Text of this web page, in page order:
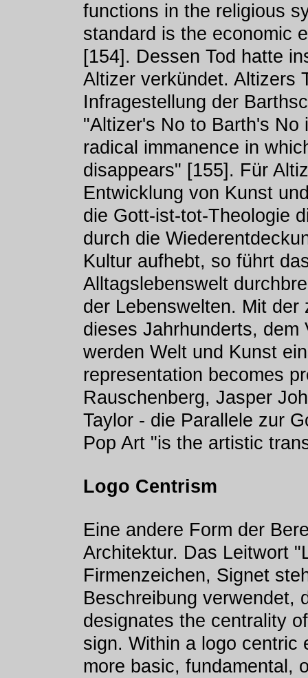
functions in the religious
standard is the economic
[154]. Dessen Tod hatte
Altizer verkündet. Altizers
Infragestellung der
"Altizer's No to Barth's No
radical immanence in
disappears" [155]. Für
Entwicklung von Kunst
die Gott-ist-tot-Theologie
durch die
Kultur aufhebt, so führt
Alltagslebenswelt
der Lebenswelten. Mit
dieses Jahrhunderts,
werden Welt und Kunst
representation becomes
Rauschenberg, Jasper
Taylor - die Parallele zur
Pop Art "is the artistic
Logo Centrism
Eine andere Form der
Architektur. Das Leitwort
Firmenzeichen, Signet
Beschreibung verwendet,
designates the centrality
sign. Within a logo centric
more basic, fundamental,